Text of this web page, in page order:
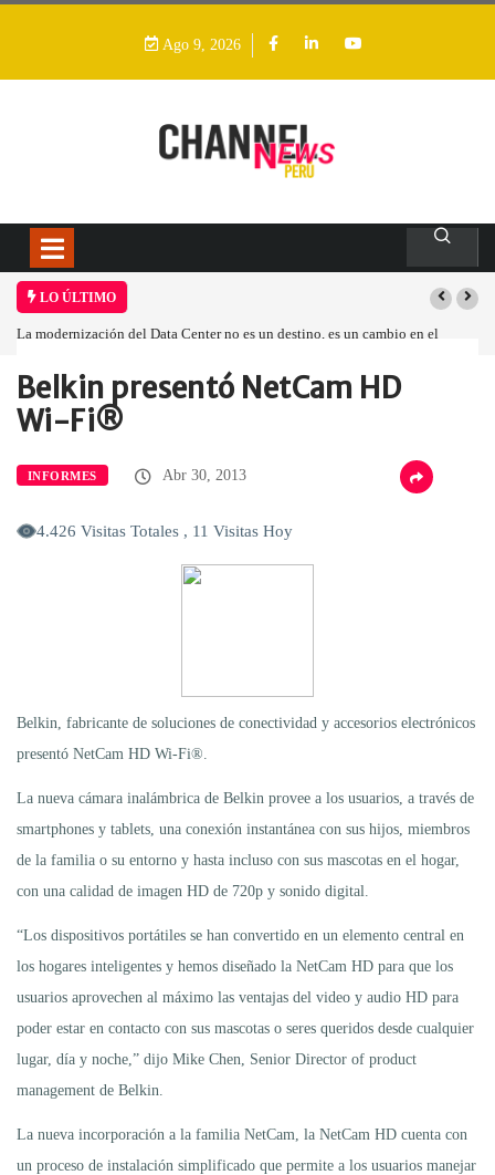
Ago 9, 2026
LO ÚLTIMO
La modernización del Data Center no es un destino, es un cambio en el
Home
Empresa Belkin presentó NetCam…
Belkin presentó NetCam HD
Wi-Fi®
INFORMES Abr 30, 2013
4.426 Visitas Totales , 11 Visitas Hoy
Belkin, fabricante de soluciones de conectividad y accesorios electrónicos
presentó NetCam HD Wi-Fi®.
La nueva cámara inalámbrica de Belkin provee a los usuarios, a través de
smartphones y tablets, una conexión instantánea con sus hijos, miembros
de la familia o su entorno y hasta incluso con sus mascotas en el hogar,
con una calidad de imagen HD de 720p y sonido digital.
“Los dispositivos portátiles se han convertido en un elemento central en
los hogares inteligentes y hemos diseñado la NetCam HD para que los
usuarios aprovechen al máximo las ventajas del video y audio HD para
poder estar en contacto con sus mascotas o seres queridos desde cualquier
lugar, día y noche,” dijo Mike Chen, Senior Director of product
management de Belkin.
La nueva incorporación a la familia NetCam, la NetCam HD cuenta con
un proceso de instalación simplificado que permite a los usuarios manejar